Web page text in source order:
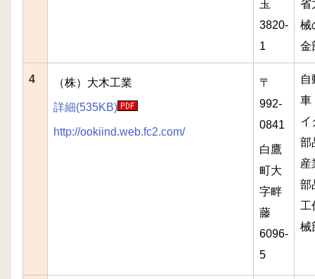
玉
3820-
1
省
械
金
4 （株）大木工業
詳細(535KB)
http://ookiind.web.fc2.com/
〒
992-
0841
白鷹
町大
字畔
藤
6096-
5
自
車
イ
部
産
部
工
械